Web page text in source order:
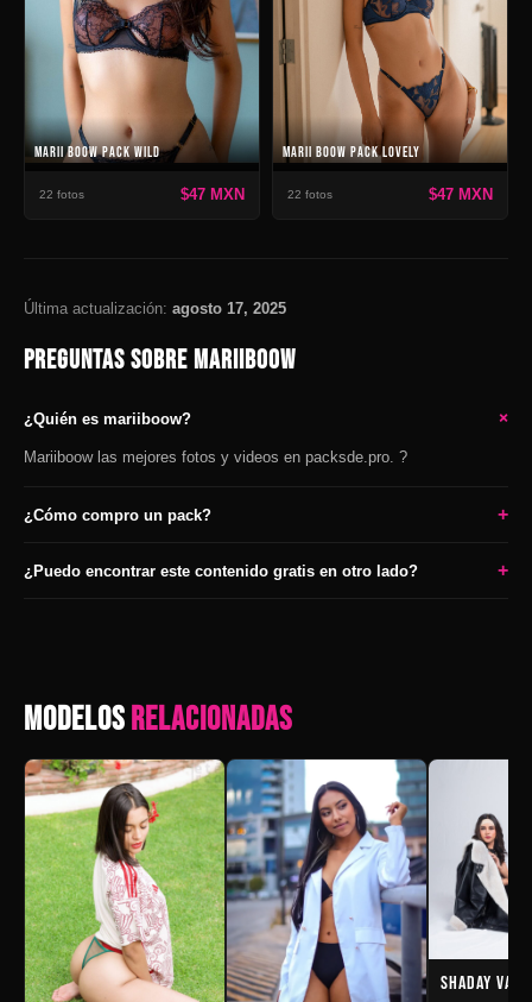
MARII BOOW PACK WILD
22 fotos $47 MXN
MARII BOOW PACK LOVELY
22 fotos $47 MXN
Última actualización: agosto 17, 2025
PREGUNTAS SOBRE MARIIBOOW
¿Quién es mariiboow? +
Mariiboow las mejores fotos y videos en packsde.pro. ?
¿Cómo compro un pack? +
¿Puedo encontrar este contenido gratis en otro lado? +
MODELOSRELACIONADAS
SHADAY